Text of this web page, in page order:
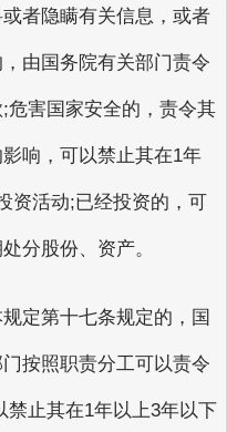
者隐瞒有关信息，或者
由国务院有关部门责令
危害国家安全的，责令其
响，可以禁止其在1年
资活动;已经投资的，可
分股份、资产。
第十七条规定的，国
按照职责分工可以责令
禁止其在1年以上3年以下